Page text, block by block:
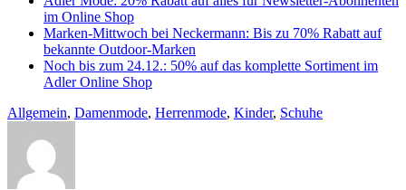
im Online Shop
Marken-Mittwoch bei Neckermann: Bis zu 70% Rabatt auf
bekannte Outdoor-Marken
Noch bis zum 24.12.: 50% auf das komplette Sortiment im
Adler Online Shop
Allgemein, Damenmode, Herrenmode, Kinder, Schuhe